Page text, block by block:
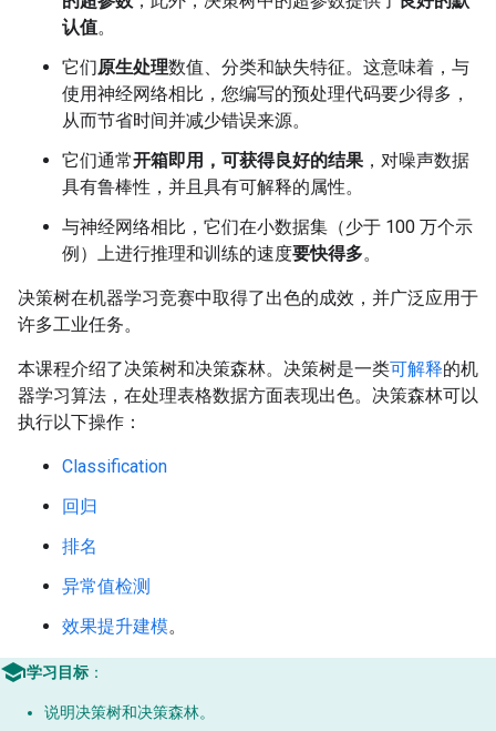
认值。
它们原生处理数值、分类和缺失特征。这意味着，与
使用神经网络相比，您编写的预处理代码要少得多，
从而节省时间并减少错误来源。
它们通常开箱即用，可获得良好的结果 ，对噪声数据
具有鲁棒性，并且具有可解释的属性。
与神经网络相比，它们在小数据集（少于 100 万个示
例）上进行推理和训练的速度要快得多。
决策树在机器学习竞赛中取得了出色的成效，并广泛应用于
许多工业任务。
本课程介绍了决策树和决策森林。决策树是一类可解释的机
器学习算法，在处理表格数据方面表现出色。决策森林可以
执行以下操作：
Classification
回归
排名
异常值检测
效果提升建模。
学习目标 ：
说明决策树和决策森林。